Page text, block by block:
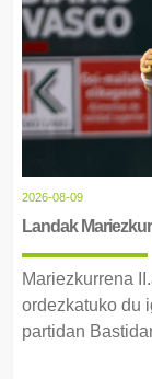
2026-08-09
Landak
Mariezkurrena
ordezkatuko du
partidan